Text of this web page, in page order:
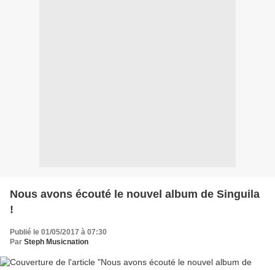
Nous avons écouté le nouvel album de Singuila
!
Publié le 01/05/2017 à 07:30
Par Steph Musicnation